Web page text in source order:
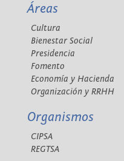
Áreas
Cultura
Bienestar Social
Presidencia
Fomento
Economía y Hacienda
Organización y RRHH
Organismos
CIPSA
REGTSA